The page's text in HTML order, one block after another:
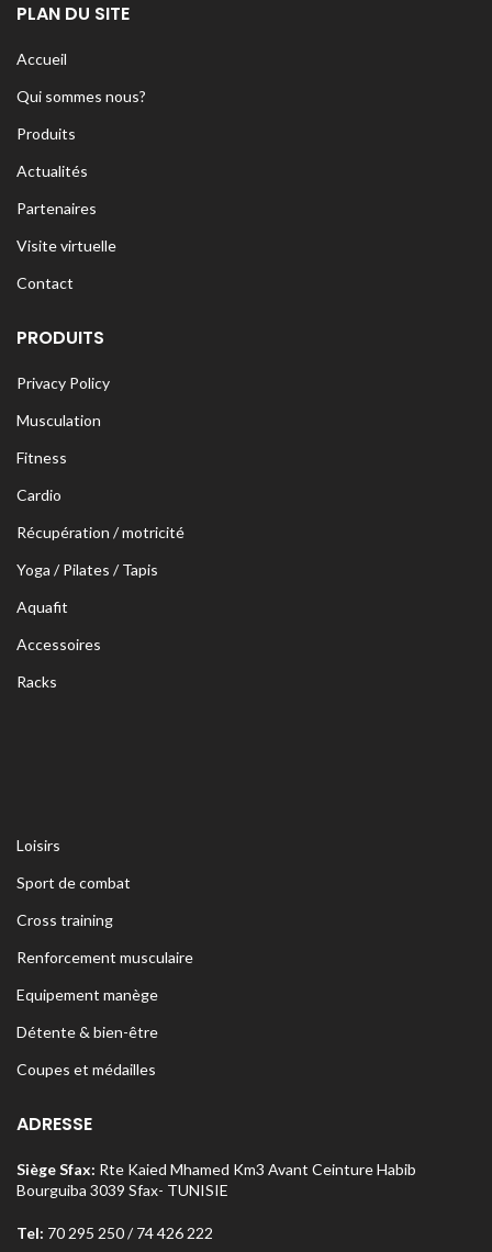
PLAN DU SITE
Accueil
Qui sommes nous?
Produits
Actualités
Partenaires
Visite virtuelle
Contact
PRODUITS
Privacy Policy
Musculation
Fitness
Cardio
Récupération / motricité
Yoga / Pilates / Tapis
Aquafit
Accessoires
Racks
Loisirs
Sport de combat
Cross training
Renforcement musculaire
Equipement manège
Détente & bien-être
Coupes et médailles
ADRESSE
Siège Sfax: Rte Kaied Mhamed Km3 Avant Ceinture Habib
Bourguiba 3039 Sfax- TUNISIE
Tel: 70 295 250 / 74 426 222